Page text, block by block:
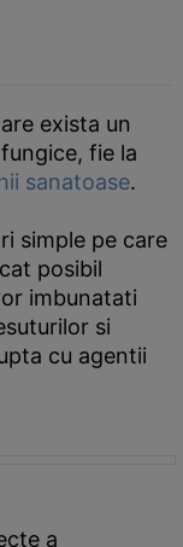
exista un
fie la
sanatoase.
simple pe care
posibil
imbunatati
si
cu agentii
a